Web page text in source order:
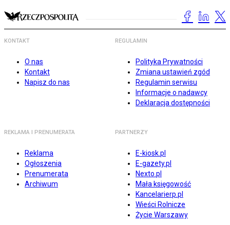
KONTAKT
O nas
Kontakt
Napisz do nas
REGULAMIN
Polityka Prywatności
Zmiana ustawień zgód
Regulamin serwisu
Informacje o nadawcy
Deklaracja dostępności
REKLAMA I PRENUMERATA
Reklama
Ogłoszenia
Prenumerata
Archiwum
PARTNERZY
E-kiosk.pl
E-gazety.pl
Nexto.pl
Mała księgowość
Kancelarierp.pl
Wieści Rolnicze
Życie Warszawy